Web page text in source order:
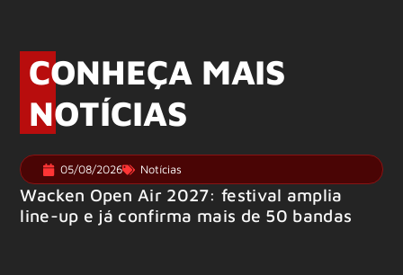
CONHEÇA MAIS
NOTÍCIAS
05/08/2026 Notícias
Wacken Open Air 2027: festival amplia
line-up e já confirma mais de 50 bandas